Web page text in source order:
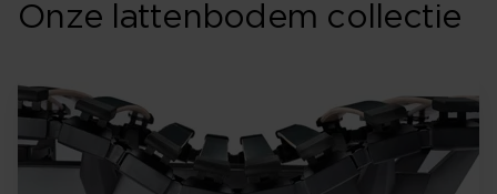
Onze lattenbodem collectie